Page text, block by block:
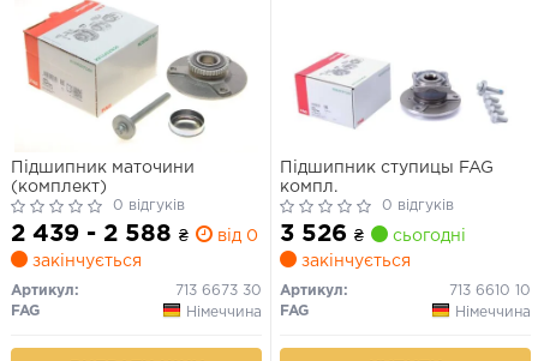
Підшипник маточини
(комплект)
0 відгуків
2 439 - 2 588 ₴
від 0 дн.
закінчується
Артикул:
713 6673 30
FAG
Німеччина
Підшипник ступицы FAG
компл.
0 відгуків
3 526 ₴
сьогодні
закінчується
Артикул:
713 6610 10
FAG
Німеччина